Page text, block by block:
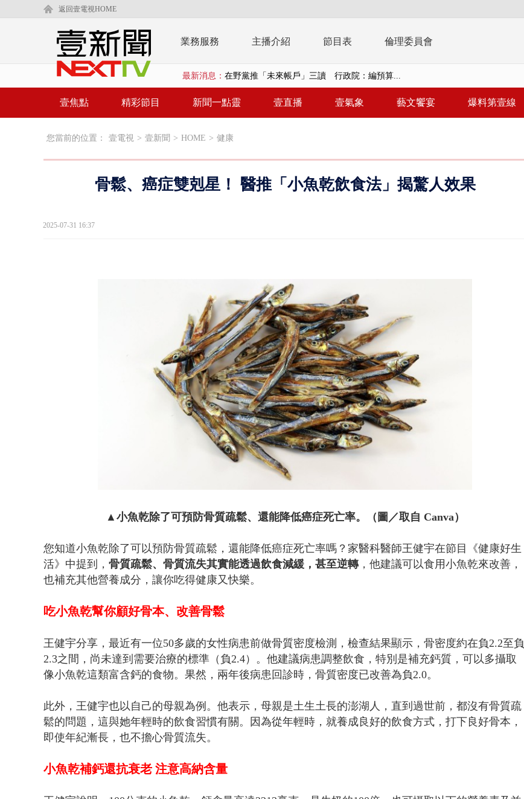
返回壹電視HOME
業務服務 主播介紹 節目表 倫理委員會
最新消息：
【新聞一點靈】慈濟遭詐10.6億未提告 網友...
又毒駕！ 男子撞車拒檢「油門一催」警察狂...
漢光演習第4天 海軍近岸防禦演練 賴總統...
蔣萬安為慈濟疫苗轟中央 謝金河：顛倒黑白...
鄭麗文驚語「台灣不是國家」轟綠街頭混混？...
壹焦點 精彩節目 新聞一點靈 壹直播 壹氣象 藝文饗宴 爆料第壹線
您當前的位置： 壹電視 > 壹新聞 > HOME > 健康
骨鬆、癌症雙剋星！ 醫推「小魚乾飲食法」揭驚人效果
2025-07-31 16:37
▲小魚乾除了可預防骨質疏鬆、還能降低癌症死亡率。 （圖／取自 Canva）
您知道小魚乾除了可以預防骨質疏鬆，還能降低癌症死亡率嗎？家醫科醫師王健宇在節目《健康好生
活》中提到， 骨質疏鬆、骨質流失其實能透過飲食減緩，甚至逆轉，他建議可以食用小魚乾來改善，
也補充其他營養成分，讓你吃得健康又快樂。
吃小魚乾幫你顧好骨本、改善骨鬆
王健宇分享，最近有一位50多歲的女性病患前做骨質密度檢測，檢查結果顯示，骨密度約在負2.2至負
2.3之間，尚未達到需要治療的標準（負2.4）。他建議病患調整飲食，特別是補充鈣質，可以多攝取
像小魚乾這類富含鈣的食物。果然，兩年後病患回診時，骨質密度已改善為負2.0。
此外，王健宇也以自己的母親為例。他表示，母親是土生土長的澎湖人，直到過世前，都沒有骨質疏
鬆的問題，這與她年輕時的飲食習慣有關。因為從年輕時，就養成良好的飲食方式，打下良好骨本，
即使年紀漸長，也不擔心骨質流失。
小魚乾補鈣還抗衰老 注意高納含量